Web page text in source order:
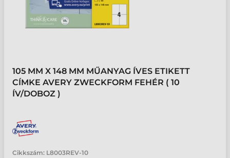
105 MM X 148 MM MŰANYAG ÍVES ETIKETT
CÍMKE AVERY ZWECKFORM FEHÉR ( 10
ÍV/DOBOZ )
Cikkszám: L8003REV-10